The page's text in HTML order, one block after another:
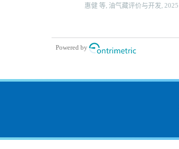
惠健 等, 油气藏评价与开发, 2025
Powered by